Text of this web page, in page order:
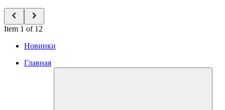
Item 1 of 12
Новинки
Главная